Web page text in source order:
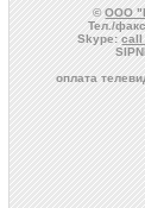
©ООО
Тел./
Skype:
оплата